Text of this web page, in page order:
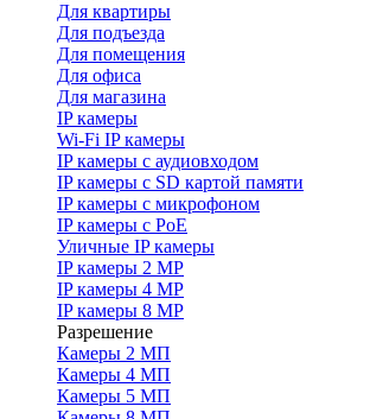
Для квартиры
Для подъезда
Для помещения
Для офиса
Для магазина
IP камеры
Wi-Fi IP камеры
IP камеры с аудиовходом
IP камеры с SD картой памяти
IP камеры с микрофоном
IP камеры с PoE
Уличные IP камеры
IP камеры 2 MP
IP камеры 4 MP
IP камеры 8 MP
Разрешение
Камеры 2 МП
Камеры 4 МП
Камеры 5 МП